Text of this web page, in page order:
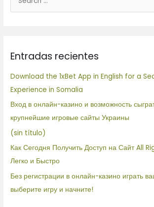
a
r
:
Entradas recientes
Download the 1xBet App in English for a
Experience in Somalia
Вход в онлайн-казино и возможность
крупнейшие игровые сайты Украины
(sin título)
Как Сегодня Получить Доступ на Сайт All
Легко и Быстро
Без регистрации в онлайн-казино играть
выберите игру и начните!